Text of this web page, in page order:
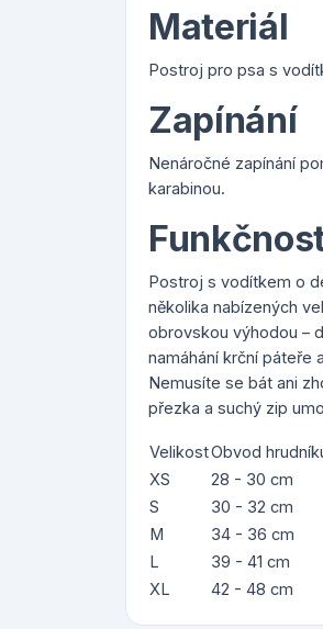
Materiál
Postroj pro psa s
Zapínání
Nenáročné zapínání
karabinou.
Postroj s vodítkem o
několika nabízených
obrovskou výhodou –
namáhání krční páteře
Nemusíte se bát ani
přezka a suchý zip
VelikostObvod
XS
28 - 30 cm
S
30 - 32 cm
M
34 - 36 cm
L
39 - 41 cm
XL
42 - 48 cm